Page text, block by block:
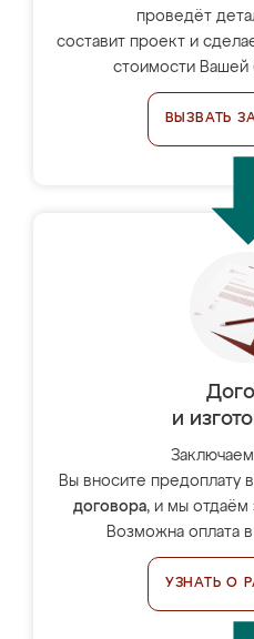
проведёт
составит проект и
стоимости Вашей
ВЫЗВАТЬ
и
Вы вносите предоплату
договора, и мы отдаём
Возможна оплата
УЗНАТЬ О